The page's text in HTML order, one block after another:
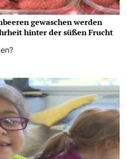
gewaschen werden
hinter der süßen Frucht